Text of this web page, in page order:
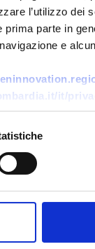
l’utilizzo dei
prima parte in
e
it/
Healthcare
THE COMMUNITY
of Innovation
for Smart